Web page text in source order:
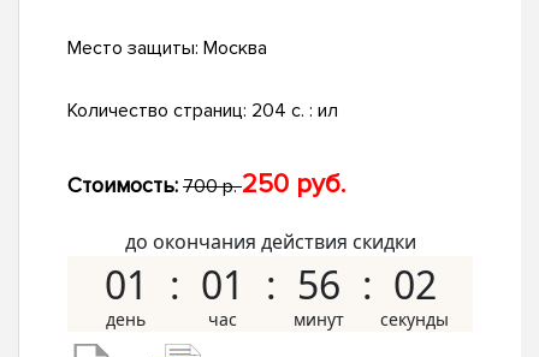
Место защиты: Москва
Количество страниц: 204 c. : ил
Стоимость: 700 р.250 руб.
до окончания действия скидки
01 01 56 01